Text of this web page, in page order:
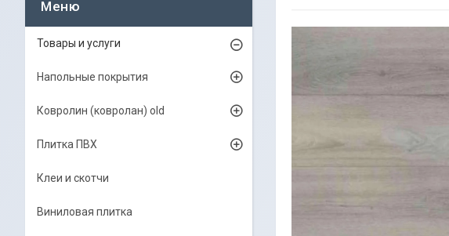
Товары и услуги
Напольные покрытия
Ковролин (ковролан) old
Плитка ПВХ
Клеи и скотчи
Виниловая плитка